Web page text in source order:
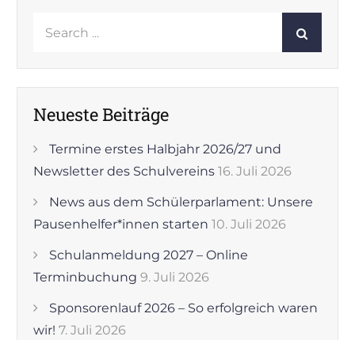
Neueste Beiträge
Termine erstes Halbjahr 2026/27 und
Newsletter des Schulvereins 16. Juli 2026
News aus dem Schülerparlament: Unsere
Pausenhelfer*innen starten 10. Juli 2026
Schulanmeldung 2027 – Online
Terminbuchung 9. Juli 2026
Sponsorenlauf 2026 – So erfolgreich waren
wir! 7. Juli 2026